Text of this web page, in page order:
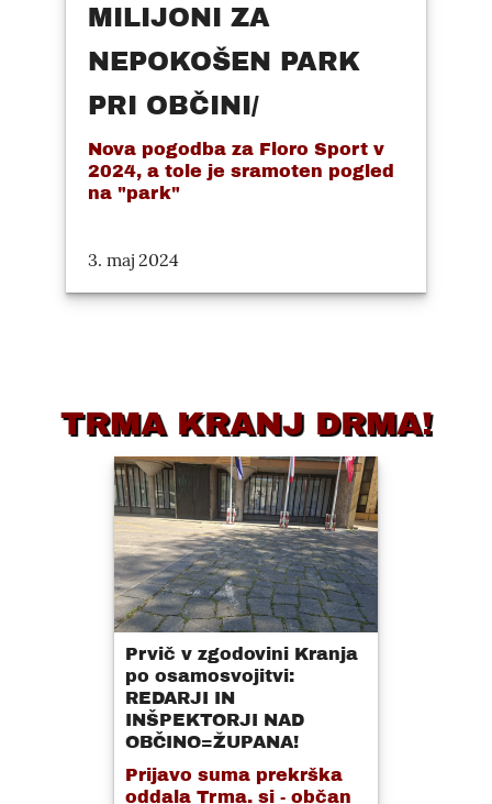
MILIJONI ZA
NEPOKOŠEN PARK
PRI OBČINI/
Nova pogodba za Floro Sport v
2024, a tole je sramoten pogled
na "park"
3. maj 2024
TRMA KRANJ DRMA!
Prvič v zgodovini Kranja
po osamosvojitvi:
REDARJI IN
INŠPEKTORJI NAD
OBČINO=ŽUPANA!
Prijavo suma prekrška
oddala Trma. si - občan